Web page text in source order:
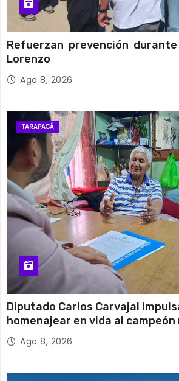
Refuerzan prevención durante
Lorenzo
Ago 8, 2026
TARAPACÁ
Diputado Carlos Carvajal
homenajear en vida al campeón
Choque
Ago 8, 2026